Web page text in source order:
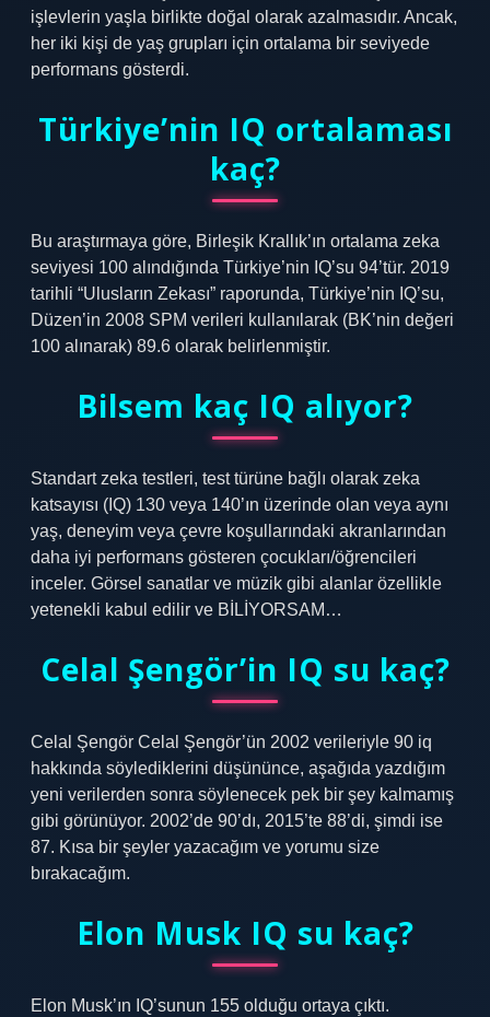
işlevlerin yaşla birlikte doğal olarak azalmasıdır. Ancak,
her iki kişi de yaş grupları için ortalama bir seviyede
performans gösterdi.
Türkiye’nin IQ ortalaması
kaç?
Bu araştırmaya göre, Birleşik Krallık’ın ortalama zeka
seviyesi 100 alındığında Türkiye’nin IQ’su 94’tür. 2019
tarihli “Ulusların Zekası” raporunda, Türkiye’nin IQ’su,
Düzen’in 2008 SPM verileri kullanılarak (BK’nin değeri
100 alınarak) 89.6 olarak belirlenmiştir.
Bilsem kaç IQ alıyor?
Standart zeka testleri, test türüne bağlı olarak zeka
katsayısı (IQ) 130 veya 140’ın üzerinde olan veya aynı
yaş, deneyim veya çevre koşullarındaki akranlarından
daha iyi performans gösteren çocukları/öğrencileri
inceler. Görsel sanatlar ve müzik gibi alanlar özellikle
yetenekli kabul edilir ve BİLİYORSAM…
Celal Şengör’in IQ su kaç?
Celal Şengör Celal Şengör’ün 2002 verileriyle 90 iq
hakkında söylediklerini düşününce, aşağıda yazdığım
yeni verilerden sonra söylenecek pek bir şey kalmamış
gibi görünüyor. 2002’de 90’dı, 2015’te 88’di, şimdi ise
87. Kısa bir şeyler yazacağım ve yorumu size
bırakacağım.
Elon Musk IQ su kaç?
Elon Musk’ın IQ’sunun 155 olduğu ortaya çıktı.